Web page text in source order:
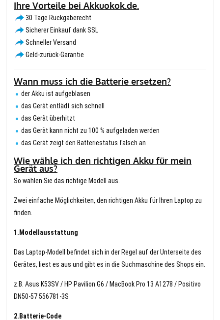
Ihre Vorteile bei Akkuokok.de.
30 Tage Rückgaberecht
Sicherer Einkauf dank SSL
Schneller Versand
Geld-zurück-Garantie
Wann muss ich die Batterie ersetzen?
der Akku ist aufgeblasen
das Gerät entlädt sich schnell
das Gerät überhitzt
das Gerät kann nicht zu 100 % aufgeladen werden
das Gerät zeigt den Batteriestatus falsch an
Wie wähle ich den richtigen Akku für mein
Gerät aus?
So wählen Sie das richtige Modell aus.
Zwei einfache Möglichkeiten, den richtigen Akku für Ihren Laptop zu
finden.
1.Modellausstattung
Das Laptop-Modell befindet sich in der Regel auf der Unterseite des
Gerätes, liest es aus und gibt es in die Suchmaschine des Shops ein.
z.B. Asus K53SV / HP Pavilion G6 / MacBook Pro 13 A1278 / Positivo
DN50-57 556781-3S
2.Batterie-Code